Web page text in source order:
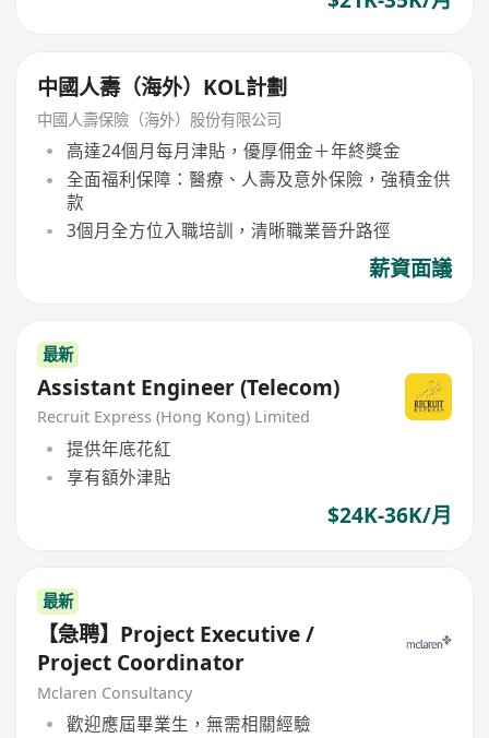
中國人壽（海外）KOL計劃
中國人壽保險（海外）股份有限公司
高達24個月每月津貼，優厚佣金＋年終獎金
全面福利保障：醫療、人壽及意外保險，強積金供
款
3個月全方位入職培訓，清晰職業晉升路徑
薪資面議
最新
Assistant Engineer (Telecom)
Recruit Express (Hong Kong) Limited
提供年底花紅
享有額外津貼
$24K-36K/月
最新
【急聘】Project Executive /
Project Coordinator
Mclaren Consultancy
歡迎應屆畢業生，無需相關經驗